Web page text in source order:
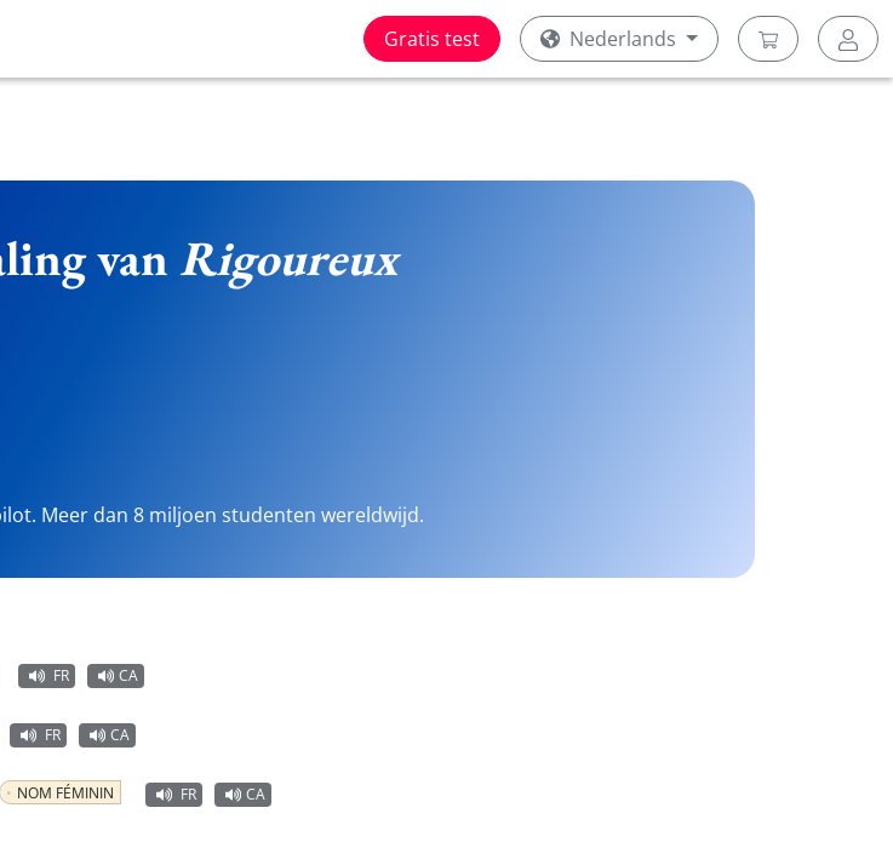
Gratis test Nederlands
vanRigoureux
Meer dan 8 miljoen studenten wereldwijd.
FR CA
FR CA
NOM FÉMININ FR CA